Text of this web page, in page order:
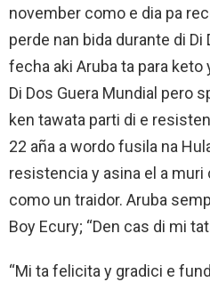
november como e dia pa
perde nan bida durante di Di
fecha aki Aruba ta para
Di Dos Guera Mundial pero
ken tawata parti di e
22 aña a wordo fusila na
resistencia y asina el a
como un traidor. Aruba
Boy Ecury; “Den cas di mi
“Mi ta felicita y gradici e